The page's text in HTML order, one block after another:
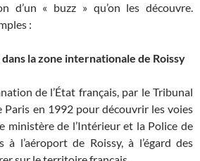
d’un « buzz » qu’on les découvre.
:
la zone internationale de Roissy
de l’État français, par le Tribunal
Paris en 1992 pour découvrir les voies
ministère de l’Intérieur et la Police de
à l’aéroport de Roissy, à l’égard des